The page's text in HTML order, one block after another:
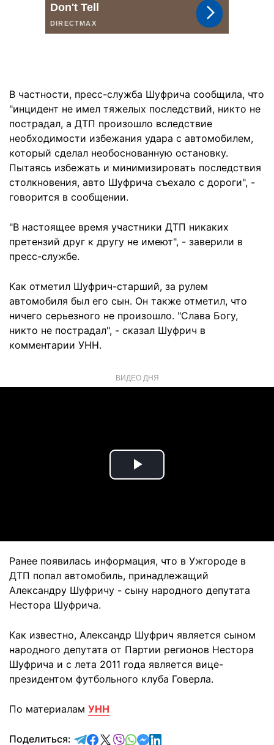
В частности, пресс-служба Шуфрича сообщила, что
"инцидент не имел тяжелых последствий, никто не
пострадал, а ДТП произошло вследствие
необходимости избежания удара с автомобилем,
который сделал необоснованную остановку.
Пытаясь избежать и минимизировать последствия
столкновения, авто Шуфрича съехало с дороги", -
говорится в сообщении.
"В настоящее время участники ДТП никаких
претензий друг к другу не имеют", - заверили в
пресс-службе.
Как отметил Шуфрич-старший, за рулем
автомобиля был его сын. Он также отметил, что
ничего серьезного не произошло. "Слава Богу,
никто не пострадал", - сказал Шуфрич в
комментарии УНН.
ВИДЕО ДНЯ
Play
Ранее появилась информация, что в Ужгороде в
ДТП попал автомобиль, принадлежащий
Александру Шуфричу - сыну народного депутата
Нестора Шуфрича.
Как известно, Александр Шуфрич является сыном
народного депутата от Партии регионов Нестора
Шуфрича и с лета 2011 года является вице-
президентом футбольного клуба Говерла.
По материалам УНН
Поделиться: отправить в Telegram
поделиться в Facebook
поделиться в X
отправить в Viber
отправить в Whatsapp
отправить в Messenger
отправить в LinkedIn